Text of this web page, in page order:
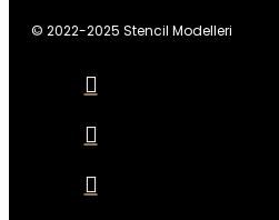
© 2022-2025 Stencil Modelleri